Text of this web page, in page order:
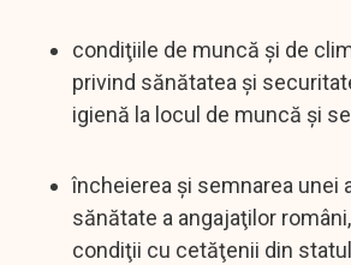
condiţiile de muncă şi de
privind sănătatea şi
igienă la locul de muncă şi
încheierea şi semnarea unei
sănătate a angajaţilor
condiţii cu cetăţenii din